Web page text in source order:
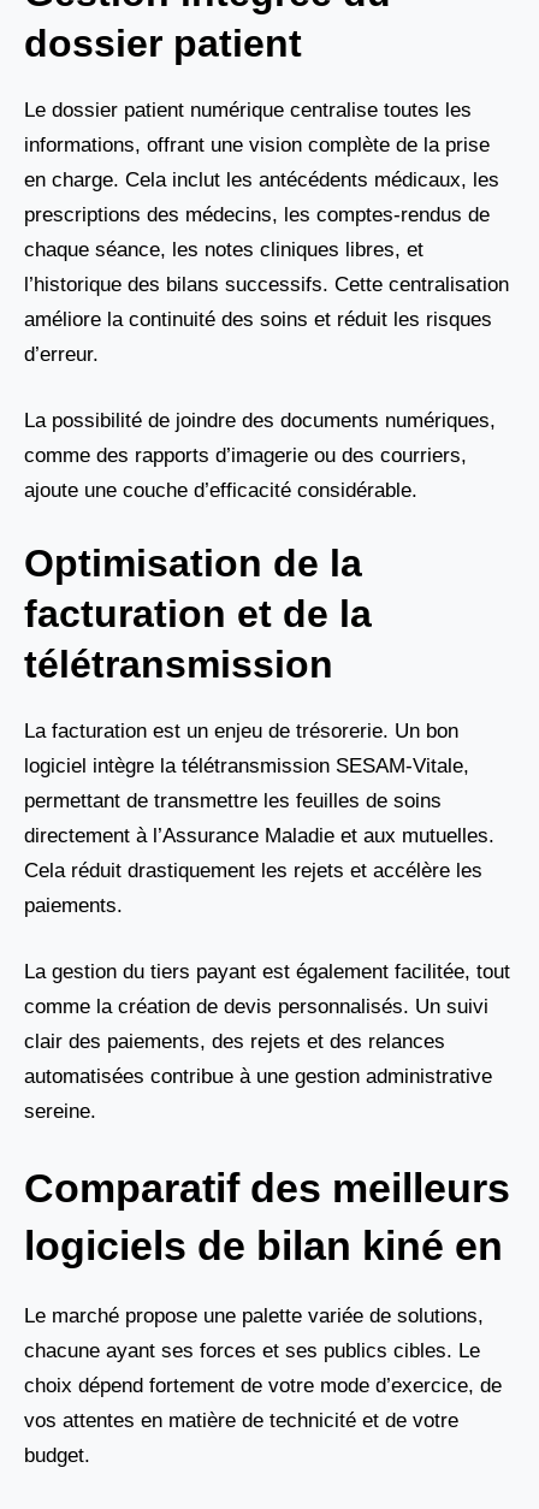
dossier patient
Le dossier patient numérique centralise toutes les
informations, offrant une vision complète de la prise
en charge. Cela inclut les antécédents médicaux, les
prescriptions des médecins, les comptes-rendus de
chaque séance, les notes cliniques libres, et
l’historique des bilans successifs. Cette centralisation
améliore la continuité des soins et réduit les risques
d’erreur.
La possibilité de joindre des documents numériques,
comme des rapports d’imagerie ou des courriers,
ajoute une couche d’efficacité considérable.
Optimisation de la
facturation et de la
télétransmission
La facturation est un enjeu de trésorerie. Un bon
logiciel intègre la télétransmission SESAM-Vitale,
permettant de transmettre les feuilles de soins
directement à l’Assurance Maladie et aux mutuelles.
Cela réduit drastiquement les rejets et accélère les
paiements.
La gestion du tiers payant est également facilitée, tout
comme la création de devis personnalisés. Un suivi
clair des paiements, des rejets et des relances
automatisées contribue à une gestion administrative
sereine.
Comparatif des meilleurs
logiciels de bilan kiné en
Le marché propose une palette variée de solutions,
chacune ayant ses forces et ses publics cibles. Le
choix dépend fortement de votre mode d’exercice, de
vos attentes en matière de technicité et de votre
budget.